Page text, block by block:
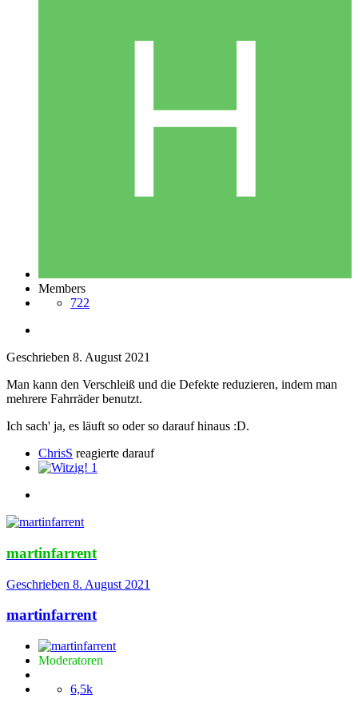
Members
722
Geschrieben 8. August 2021
Man kann den Verschleiß und die Defekte reduzieren, indem man
mehrere Fahrräder benutzt.
Ich sach' ja, es läuft so oder so darauf hinaus :D.
ChrisS reagierte darauf
1
martinfarrent
Geschrieben 8. August 2021
martinfarrent
Moderatoren
6,5k